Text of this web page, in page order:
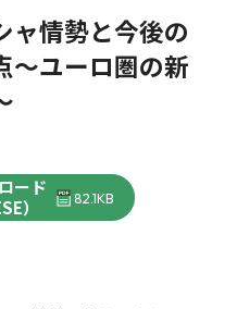
ャ情勢と今後の
～ユーロ圏の新
ード
）
82.1KB